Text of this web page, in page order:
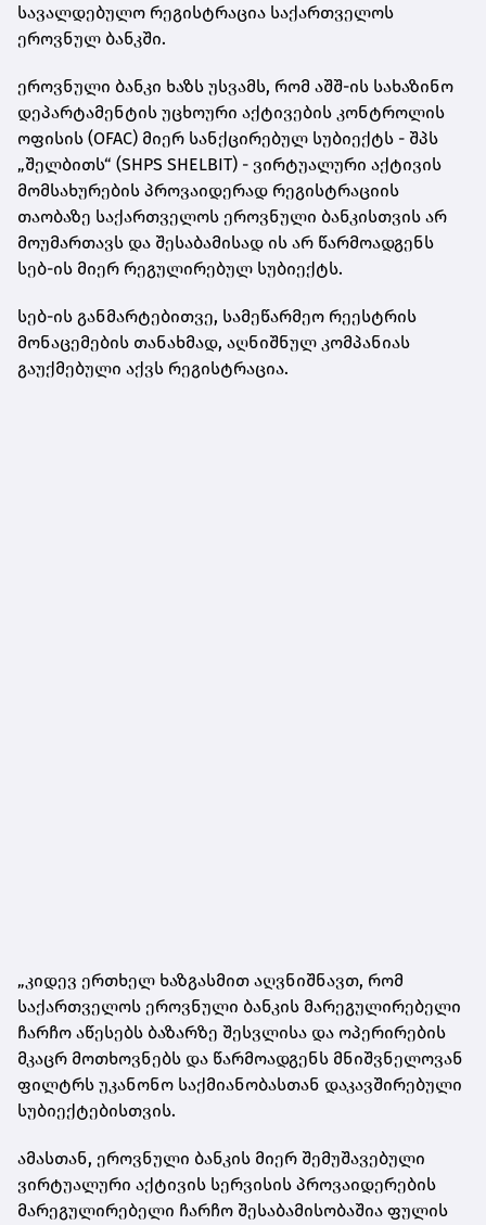
სავალდებულო რეგისტრაცია საქართველოს
ეროვნულ ბანკში.
ეროვნული ბანკი ხაზს უსვამს, რომ აშშ-ის სახაზინო
დეპარტამენტის უცხოური აქტივების კონტროლის
ოფისის (OFAC) მიერ სანქცირებულ სუბიექტს - შპს
„შელბითს“ (SHPS SHELBIT) - ვირტუალური აქტივის
მომსახურების პროვაიდერად რეგისტრაციის
თაობაზე საქართველოს ეროვნული ბანკისთვის არ
მოუმართავს და შესაბამისად ის არ წარმოადგენს
სებ-ის მიერ რეგულირებულ სუბიექტს.
სებ-ის განმარტებითვე, სამეწარმეო რეესტრის
მონაცემების თანახმად, აღნიშნულ კომპანიას
გაუქმებული აქვს რეგისტრაცია.
„კიდევ ერთხელ ხაზგასმით აღვნიშნავთ, რომ
საქართველოს ეროვნული ბანკის მარეგულირებელი
ჩარჩო აწესებს ბაზარზე შესვლისა და ოპერირების
მკაცრ მოთხოვნებს და წარმოადგენს მნიშვნელოვან
ფილტრს უკანონო საქმიანობასთან დაკავშირებული
სუბიექტებისთვის.
ამასთან, ეროვნული ბანკის მიერ შემუშავებული
ვირტუალური აქტივის სერვისის პროვაიდერების
მარეგულირებელი ჩარჩო შესაბამისობაშია ფულის